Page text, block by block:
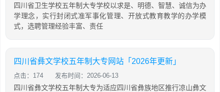
四川省卫生学校五年制大专学校以求是、明德、智慧、诚信为办
学理念，实行封闭式准军事化管理、开放式教育教学的办学模
式，选聘管理经验丰富、责任
四川省彝文学校五年制大专网站「2026年更新」
点击：174 发布时间：2026-06-13
四川省彝文学校五年制大专为适应四川省彝族地区推行凉山彝文